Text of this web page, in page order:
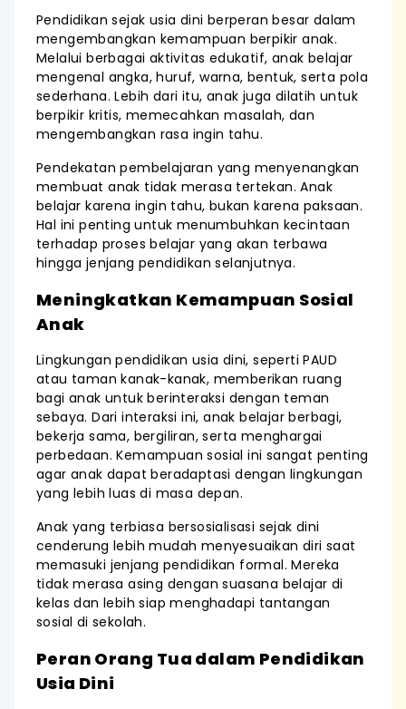
Pendidikan sejak usia dini berperan besar dalam
mengembangkan kemampuan berpikir anak.
Melalui berbagai aktivitas edukatif, anak belajar
mengenal angka, huruf, warna, bentuk, serta pola
sederhana. Lebih dari itu, anak juga dilatih untuk
berpikir kritis, memecahkan masalah, dan
mengembangkan rasa ingin tahu.
Pendekatan pembelajaran yang menyenangkan
membuat anak tidak merasa tertekan. Anak
belajar karena ingin tahu, bukan karena paksaan.
Hal ini penting untuk menumbuhkan kecintaan
terhadap proses belajar yang akan terbawa
hingga jenjang pendidikan selanjutnya.
Meningkatkan Kemampuan Sosial
Anak
Lingkungan pendidikan usia dini, seperti PAUD
atau taman kanak-kanak, memberikan ruang
bagi anak untuk berinteraksi dengan teman
sebaya. Dari interaksi ini, anak belajar berbagi,
bekerja sama, bergiliran, serta menghargai
perbedaan. Kemampuan sosial ini sangat penting
agar anak dapat beradaptasi dengan lingkungan
yang lebih luas di masa depan.
Anak yang terbiasa bersosialisasi sejak dini
cenderung lebih mudah menyesuaikan diri saat
memasuki jenjang pendidikan formal. Mereka
tidak merasa asing dengan suasana belajar di
kelas dan lebih siap menghadapi tantangan
sosial di sekolah.
Peran Orang Tua dalam Pendidikan
Usia Dini